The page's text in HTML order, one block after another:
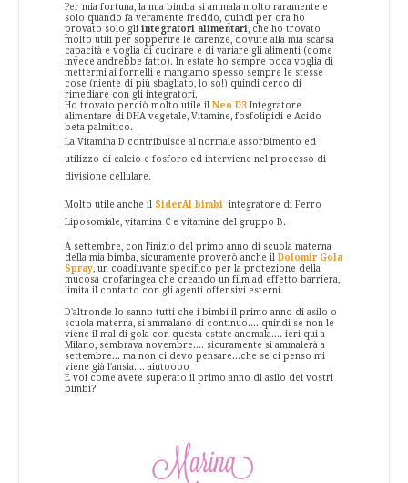
Per mia fortuna, la mia bimba si ammala molto raramente e
solo quando fa veramente freddo, quindi per ora ho
provato solo gli integratori alimentari , che ho trovato
molto utili per sopperire le carenze, dovute alla mia scarsa
capacità e voglia di cucinare e di variare gli alimenti (come
invece andrebbe fatto). In estate ho sempre poca voglia di
mettermi ai fornelli e mangiamo spesso sempre le stesse
cose (niente di più sbagliato, lo so!) quindi cerco di
rimediare con gli integratori.
Ho trovato perciò molto utile il Neo D3 Integratore
alimentare di DHA vegetale, Vitamine, fosfolipidi e Acido
beta-palmitico.
La Vitamina D contribuisce al normale assorbimento ed
utilizzo di calcio e fosforo ed interviene nel processo di
divisione cellulare.
Molto utile anche il SiderAl bimbi integratore di Ferro
Liposomiale, vitamina C e vitamine del gruppo B.
A settembre, con l'inizio del primo anno di scuola materna
della mia bimba, sicuramente proverò anche il Dolomir Gola
Spray , un coadiuvante specifico per la protezione della
mucosa orofaringea che creando un film ad effetto barriera,
limita il contatto con gli agenti offensivi esterni.
D'altronde lo sanno tutti che i bimbi il primo anno di asilo o
scuola materna, si ammalano di continuo.... quindi se non le
viene il mal di gola con questa estate anomala.... ieri qui a
Milano, sembrava novembre.... sicuramente si ammalerà a
settembre... ma non ci devo pensare...che se ci penso mi
viene già l'ansia.... aiutoooo
E voi come avete superato il primo anno di asilo dei vostri
bimbi?